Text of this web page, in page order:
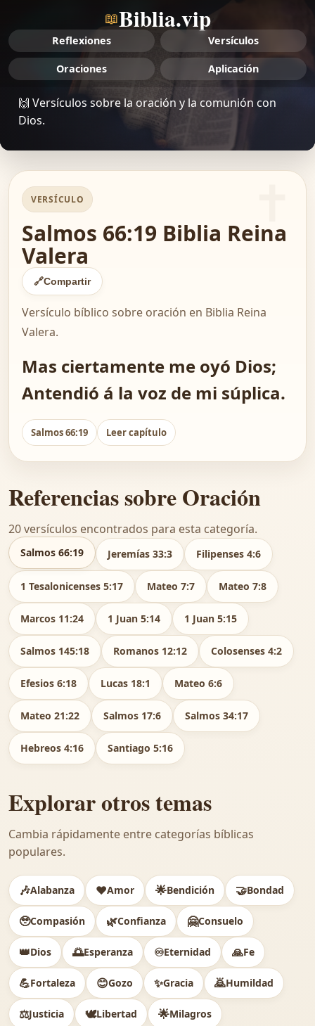
📖Biblia.vip
Reflexiones Versículos
Oraciones Aplicación
🙌 Versículos sobre la oración y la comunión con
Dios.
VERSÍCULO
Salmos 66:19 Biblia Reina
Valera
🔗Compartir
Versículo bíblico sobre oración en Biblia Reina
Valera.
Mas ciertamente me oyó Dios;
Antendió á la voz de mi súplica.
Salmos 66:19 Leer capítulo
Referencias sobre Oración
20 versículos encontrados para esta categoría.
Salmos 66:19 Jeremías 33:3 Filipenses 4:6
1 Tesalonicenses 5:17 Mateo 7:7 Mateo 7:8
Marcos 11:24 1 Juan 5:14 1 Juan 5:15
Salmos 145:18 Romanos 12:12 Colosenses 4:2
Efesios 6:18 Lucas 18:1 Mateo 6:6
Mateo 21:22 Salmos 17:6 Salmos 34:17
Hebreos 4:16 Santiago 5:16
Explorar otros temas
Cambia rápidamente entre categorías bíblicas
populares.
🎶Alabanza ❤️Amor 🌟Bendición 🤝Bondad
🥹Compasión 🌿Confianza 🤗Consuelo
👑Dios 🌅Esperanza ♾️Eternidad 🙏Fe
💪Fortaleza 😊Gozo ✨Gracia 🙇Humildad
⚖️Justicia 🕊Libertad 🌟Milagros